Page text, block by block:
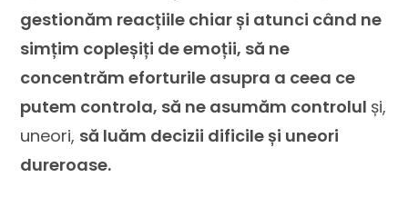
gestionăm reacțiile chiar și atunci când ne
simțim copleșiți de emoții, să ne
concentrăm eforturile asupra a ceea ce
putem controla, să ne asumăm controlul și,
uneori, să luăm decizii dificile și uneori
dureroase.